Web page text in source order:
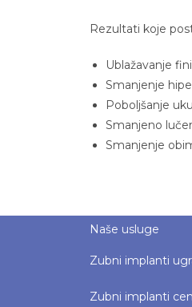
Rezultati koje
Ublažavanje
Smanjenje
Poboljšanje
Smanjeno
Smanjenje
Naše usluge
Zubni implanti
Zubni implanti